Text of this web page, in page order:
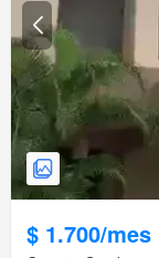
$ 1.700/mes